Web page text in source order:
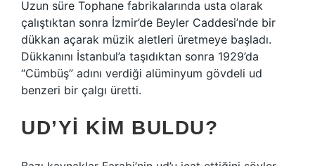
Uzun süre Tophane fabrikalarında usta olarak
çalıştıktan sonra İzmir’de Beyler Caddesi’nde bir
dükkan açarak müzik aletleri üretmeye başladı.
Dükkanını İstanbul’a taşıdıktan sonra 1929’da
“Cümbüş” adını verdiği alüminyum gövdeli ud
benzeri bir çalgı üretti.
UD’YI KIM BULDU?